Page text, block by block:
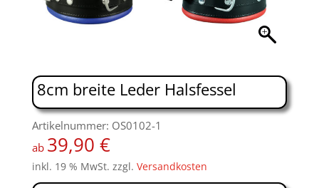
8cm breite Leder Halsfessel
Artikelnummer: OS0102-1
ab 39,90 €
inkl. 19 % MwSt. zzgl. Versandkosten